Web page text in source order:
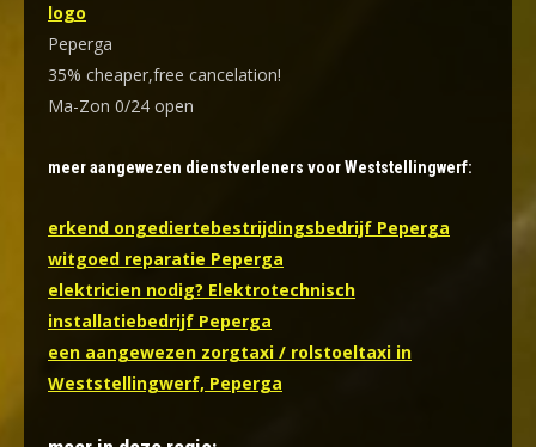
logo
Peperga
35% cheaper,free cancelation!
Ma-Zon 0/24 open
meer aangewezen dienstverleners voor Weststellingwerf:
erkend ongediertebestrijdingsbedrijf Peperga
witgoed reparatie Peperga
elektricien nodig? Elektrotechnisch
installatiebedrijf Peperga
een aangewezen zorgtaxi / rolstoeltaxi in
Weststellingwerf, Peperga